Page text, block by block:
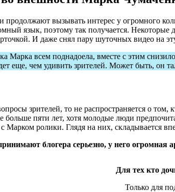
вызывать интерес у огромного
язык, поэтому так получается.
И даже снял пару шуточных видео на
Марка всем поднадоела, вместе с этим
еще, чем удивить зрителей. Может быть, он
зрителей, то не распространяется о
больше пяти лет, хотя молодые люди
с Марком ролики. Глядя на них, складывается
блогера серьезно, у него огромная
Для тех кто
Только для